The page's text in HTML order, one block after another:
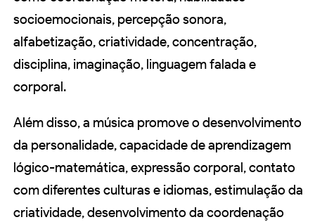
socioemocionais, percepção sonora,
alfabetização, criatividade, concentração,
disciplina, imaginação, linguagem falada e
corporal.
Além disso, a música promove o desenvolvimento
da personalidade, capacidade de aprendizagem
lógico-matemática, expressão corporal, contato
com diferentes culturas e idiomas, estimulação da
criatividade, desenvolvimento da coordenação